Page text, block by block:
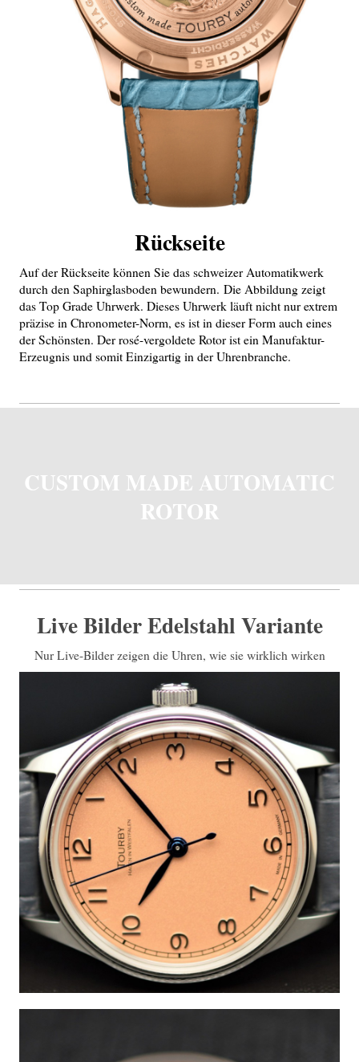
Rückseite
Auf der Rückseite können Sie das schweizer Automatikwerk
durch den Saphirglasboden bewundern. Die Abbildung zeigt
das Top Grade Uhrwerk. Dieses Uhrwerk läuft nicht nur extrem
präzise in Chronometer-Norm, es ist in dieser Form auch eines
der Schönsten. Der rosé-vergoldete Rotor ist ein Manufaktur-
Erzeugnis und somit Einzigartig in der Uhrenbranche.
CUSTOM MADE AUTOMATIC
ROTOR
Live Bilder Edelstahl Variante
Nur Live-Bilder zeigen die Uhren, wie sie wirklich wirken